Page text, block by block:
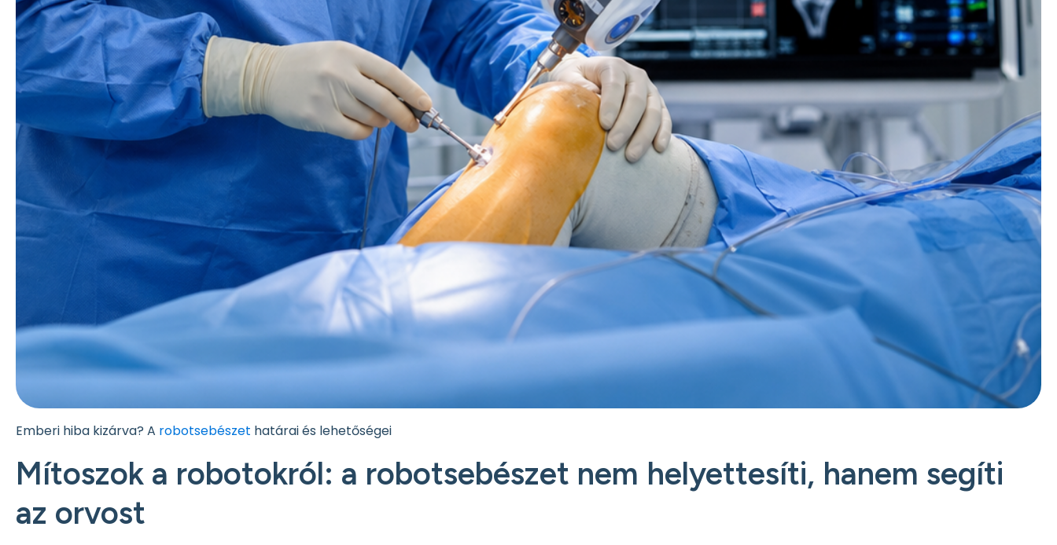
Emberi hiba kizárva? A robotsebészet határai és lehetőségei
Mítoszok a robotokról: a robotsebészet nem helyettesíti, hanem segíti
az orvost